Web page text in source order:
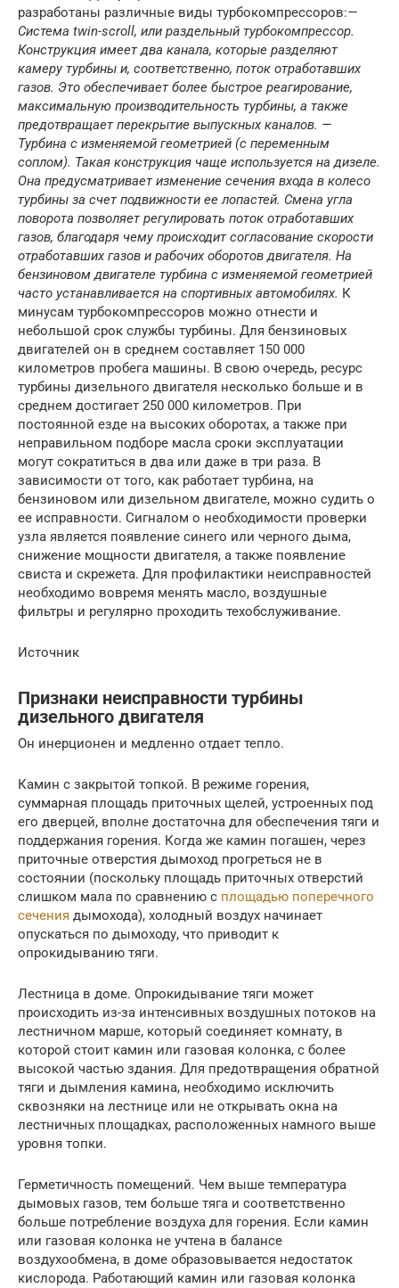
разработаны различные виды турбокомпрессоров:—
Система twin-scroll, или раздельный турбокомпрессор.
Конструкция имеет два канала, которые разделяют
камеру турбины и, соответственно, поток отработавших
газов. Это обеспечивает более быстрое реагирование,
максимальную производительность турбины, а также
предотвращает перекрытие выпускных каналов. —
Турбина с изменяемой геометрией (с переменным
соплом). Такая конструкция чаще используется на дизеле.
Она предусматривает изменение сечения входа в колесо
турбины за счет подвижности ее лопастей. Смена угла
поворота позволяет регулировать поток отработавших
газов, благодаря чему происходит согласование скорости
отработавших газов и рабочих оборотов двигателя. На
бензиновом двигателе турбина с изменяемой геометрией
часто устанавливается на спортивных автомобилях. К
минусам турбокомпрессоров можно отнести и
небольшой срок службы турбины. Для бензиновых
двигателей он в среднем составляет 150 000
километров пробега машины. В свою очередь, ресурс
турбины дизельного двигателя несколько больше и в
среднем достигает 250 000 километров. При
постоянной езде на высоких оборотах, а также при
неправильном подборе масла сроки эксплуатации
могут сократиться в два или даже в три раза. В
зависимости от того, как работает турбина, на
бензиновом или дизельном двигателе, можно судить о
ее исправности. Сигналом о необходимости проверки
узла является появление синего или черного дыма,
снижение мощности двигателя, а также появление
свиста и скрежета. Для профилактики неисправностей
необходимо вовремя менять масло, воздушные
фильтры и регулярно проходить техобслуживание.
Источник
Признаки неисправности турбины
дизельного двигателя
Он инерционен и медленно отдает тепло.
Камин с закрытой топкой. В режиме горения,
суммарная площадь приточных щелей, устроенных под
его дверцей, вполне достаточна для обеспечения тяги и
поддержания горения. Когда же камин погашен, через
приточные отверстия дымоход прогреться не в
состоянии (поскольку площадь приточных отверстий
слишком мала по сравнению с площадью поперечного
сечения дымохода), холодный воздух начинает
опускаться по дымоходу, что приводит к
опрокидыванию тяги.
Лестница в доме. Опрокидывание тяги может
происходить из-за интенсивных воздушных потоков на
лестничном марше, который соединяет комнату, в
которой стоит камин или газовая колонка, с более
высокой частью здания. Для предотвращения обратной
тяги и дымления камина, необходимо исключить
сквозняки на лестнице или не открывать окна на
лестничных площадках, расположенных намного выше
уровня топки.
Герметичность помещений. Чем выше температура
дымовых газов, тем больше тяга и соответственно
больше потребление воздуха для горения. Если камин
или газовая колонка не учтена в балансе
воздухообмена, в доме образовывается недостаток
кислорода. Работающий камин или газовая колонка